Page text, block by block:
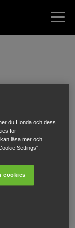
du Honda och dess
för
läsa mer och
Settings".
cookies